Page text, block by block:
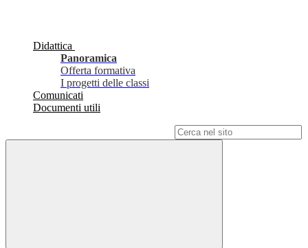
Didattica
Panoramica
Offerta formativa
I progetti delle classi
Comunicati
Documenti utili